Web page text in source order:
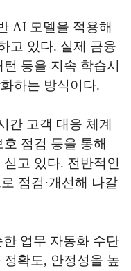
AI 모델을 적용해
고 있다. 실제 금융
등을 지속 학습시
하는 방식이다.
간 고객 대응 체계
점검 등을 통해
고 있다. 전반적인
점검·개선해 나갈
업무 자동화 수단
확도, 안정성을 높